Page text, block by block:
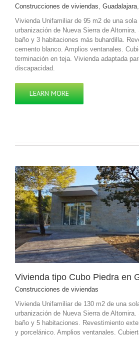
Construcciones de viviendas, Guadalajara,
Vivienda Unifamiliar de 95 m2 de una
urbanización de Nueva Sierra de
baño y 3 habitaciones más buhardilla.
cemento blanco. Amplios ventanales.
terminación en teja. Vivienda adaptada
discapacidad.
LEARN MORE
Vivienda tipo Cubo Piedra en
Construcciones de viviendas
Vivienda Unifamiliar de 130 m2 de una
urbanización de Nueva Sierra de
baño y 5 habitaciones. Revestimiento
y porcelánico. Amplios ventanales.